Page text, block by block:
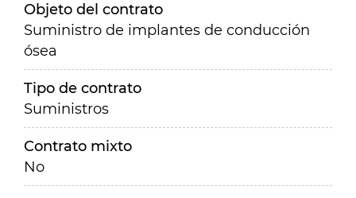
Objeto del contrato
Suministro de implantes de conducción
ósea
Tipo de contrato
Suministros
Contrato mixto
No